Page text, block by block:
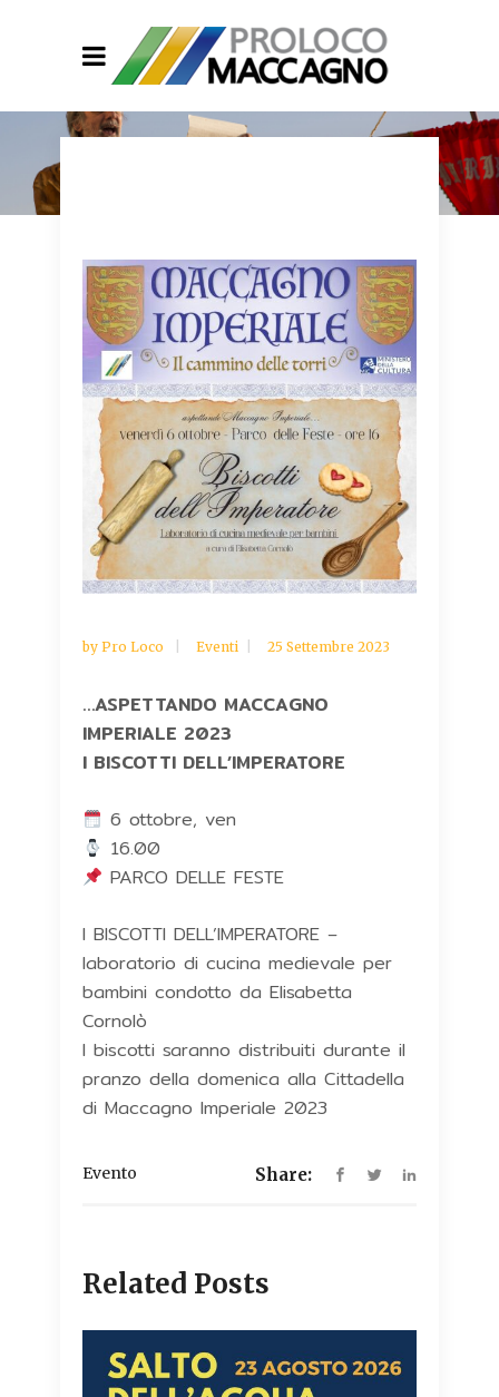
by Pro Loco Eventi 25 Settembre 2023
…ASPETTANDO MACCAGNO
IMPERIALE 2023
I BISCOTTI DELL’IMPERATORE
6 ottobre, ven
16.00
PARCO DELLE FESTE
I BISCOTTI DELL’IMPERATORE –
laboratorio di cucina medievale per
bambini condotto da Elisabetta
Cornolò
I biscotti saranno distribuiti durante il
pranzo della domenica alla Cittadella
di Maccagno Imperiale 2023
Evento Share:
Related Posts